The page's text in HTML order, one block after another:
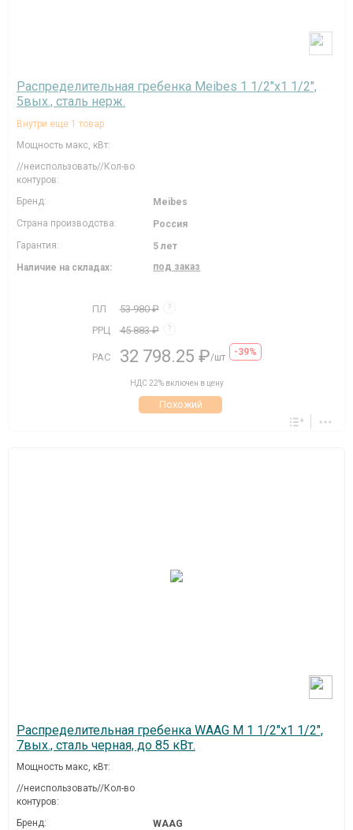
Распределительная гребенка Meibes 1 1/2"х1 1/2",
5вых., сталь нерж.
Внутри еще 1 товар
Мощность макс, кВт:
//неиспользовать//Кол-во
контуров:
Бренд:
Meibes
Страна производства:
Россия
Гарантия:
5 лет
Наличие на складах:
под заказ
ПЛ 53 980 ₽ ?
РРЦ 45 883 ₽ ?
РАС 32 798.25 ₽/шт -39%
НДС 22% включен в цену
Похожий
Распределительная гребенка WAAG M 1 1/2"х1 1/2",
7вых., сталь черная, до 85 кВт.
Мощность макс, кВт:
//неиспользовать//Кол-во
контуров:
Бренд:
WAAG